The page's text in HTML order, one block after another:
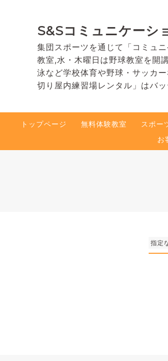
S&Sコミュニケーシ
集団スポーツを通じて「コミュ
教室,水・木曜日は野球教室を開
泳など学校体育や野球・サッカ
切り屋内練習場レンタル」はバ
トップページ 無料体験教室 スポー
お
指定